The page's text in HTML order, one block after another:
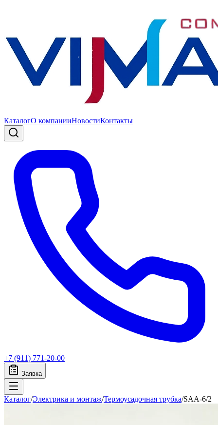
КаталогО компанииНовостиКонтакты
+7 (911) 771-20-00
Заявка
Каталог/Электрика и монтаж/Термоусадочная трубка/SAA-6/2